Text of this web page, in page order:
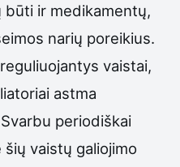
ir medikamentų,
narių poreikius.
vaistai,
astma
periodiškai
vaistų galiojimo